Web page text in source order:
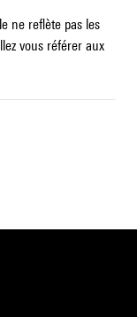
ne reflète pas les
vous référer aux